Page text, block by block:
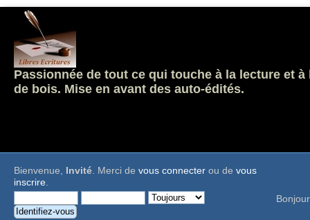
Passionnée de tout ce qui touche à la lecture et
de bois. Mise en avant des auto-édités.
Bienvenue, Invité. Merci de vous connecter ou de vous
inscrire.